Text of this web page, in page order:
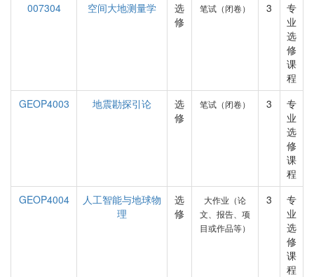
007304
空间大地测量学
选
修
笔试（闭卷） 3
专
业
选
修
课
程
GEOP4003
地震勘探引论
选
修
笔试（闭卷） 3
专
业
选
修
课
程
GEOP4004
人工智能与地球物
理
选
修
大作业（论
文、报告、项
目或作品等）
3
专
业
选
修
课
程